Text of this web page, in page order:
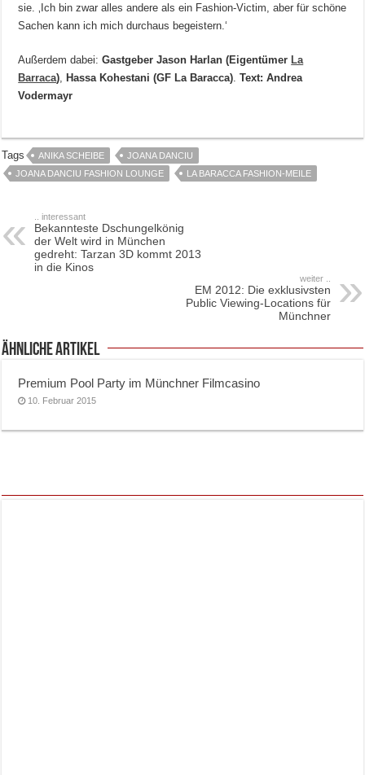
sie. ‚Ich bin zwar alles andere als ein Fashion-Victim, aber für schöne
Sachen kann ich mich durchaus begeistern.‘
Außerdem dabei:Gastgeber Jason Harlan (Eigentümer La
Barraca) Hassa Kohestani (GF La Baracca) .Text: Andrea
Vodermayr
Tags ANIKA SCHEIBE
JOANA DANCIU
JOANA DANCIU FASHION LOUNGE
LA BARACCA FASHION-MEILE
.. interessant
Bekannteste Dschungelkönig
der Welt wird in München
gedreht: Tarzan 3D kommt 2013
in die Kinos
weiter ..
EM 2012: Die exklusivsten
Public Viewing-Locations für
Münchner
ähnliche Artikel
Premium Pool Party im Münchner Filmcasino
10. Februar 2015